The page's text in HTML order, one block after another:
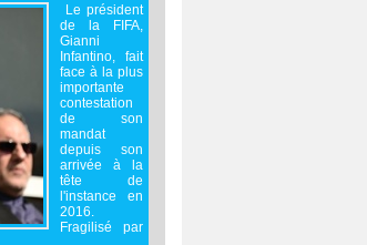
Le président
de la FIFA,
Gianni
Infantino, fait
face à la plus
importante
contestation
de son
mandat
depuis son
arrivée à la
tête de
l'instance en
2016.
Fragilisé par